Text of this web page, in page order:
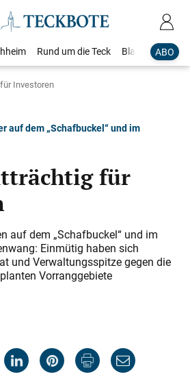
ABO
Rund um die Teck Blaulicht
Investoren
auf dem „Schafbuckel“ und im
für
auf dem „Schafbuckel“ und im
Einmütig haben sich
und Verwaltungsspitze gegen die
Vorranggebiete